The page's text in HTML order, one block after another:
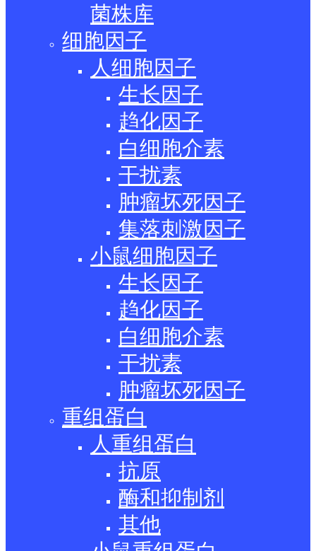
菌株库
细胞因子
人细胞因子
生长因子
趋化因子
白细胞介素
干扰素
肿瘤坏死因子
集落刺激因子
小鼠细胞因子
生长因子
趋化因子
白细胞介素
干扰素
肿瘤坏死因子
重组蛋白
人重组蛋白
抗原
酶和抑制剂
其他